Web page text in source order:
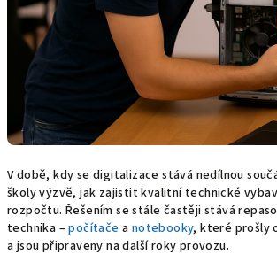
V době, kdy se digitalizace stává nedílnou
školy výzvě, jak zajistit kvalitní technické
rozpočtu. Řešením se stále častěji stává
technika –počítače a notebooky, které prošly
a jsou připraveny na další roky provozu.